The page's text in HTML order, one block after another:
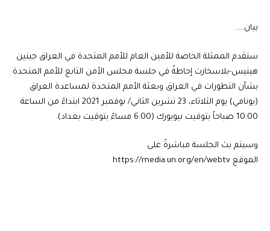
بيان…..
ستقدم الممثلة الخاصة للأمين العام للأمم المتحدة في العراق جينين
هينيس-بلاسخارت إحاطةً في جلسة مجلس الأمن التابع للأمم المتحدة
بشأن التطورات في العراق وبعثة الأمم المتحدة لمساعدة العراق
(يونامي) يوم الثلاثاء، 23 تشرين الثاني/ نوفمبر 2021 ابتداءً من الساعة
10:00 صباحاً بتوقيت نيويورك (6:00 مساءً بتوقيت بغداد).
وسيتم بث الجلسة مباشرةً على
الموقع https://media.un.org/en/webtv